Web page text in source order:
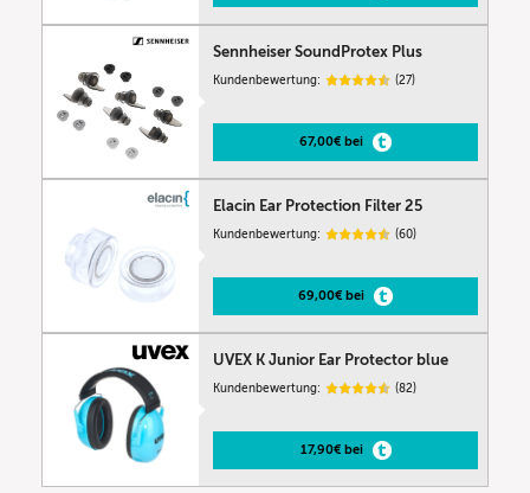
Sennheiser SoundProtex Plus
Kundenbewertung: (27)
67,00€ bei
Elacin Ear Protection Filter 25
Kundenbewertung: (60)
69,00€ bei
UVEX K Junior Ear Protector blue
Kundenbewertung: (82)
17,90€ bei